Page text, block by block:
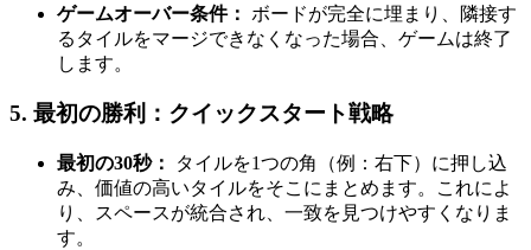
ゲームオーバー条件：
ボードが完全に埋まり、隣接す
るタイルをマージできなくなった場合、ゲームは終了
します。
5. 最初の勝利：クイックスタート戦略
最初の30秒：
タイルを1つの角（例：右下）に押し込
み、価値の高いタイルをそこにまとめます。これによ
り、スペースが統合され、一致を見つけやすくなりま
す。